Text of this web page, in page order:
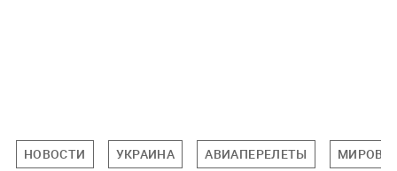
НОВОСТИ УКРАИНА АВИАПЕРЕЛЕТЫ